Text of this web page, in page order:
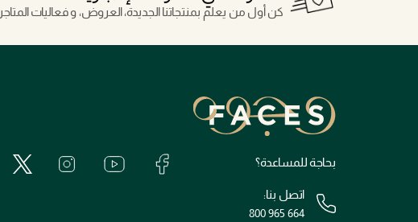
كن أول من يعلم بمنتجاتنا الجديدة، العروض، و فعاليات المتاجر.
بحاجة للمساعدة؟
اتصل بنا:
800 965 664